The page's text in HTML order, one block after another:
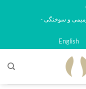
و سوختگی -
English